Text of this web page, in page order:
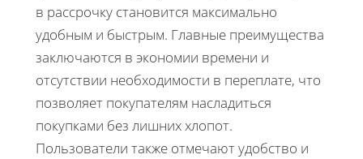
в рассрочку становится максимально
удобным и быстрым. Главные преимущества
заключаются в экономии времени и
отсутствии необходимости в переплате, что
позволяет покупателям насладиться
покупками без лишних хлопот.
Пользователи также отмечают удобство и